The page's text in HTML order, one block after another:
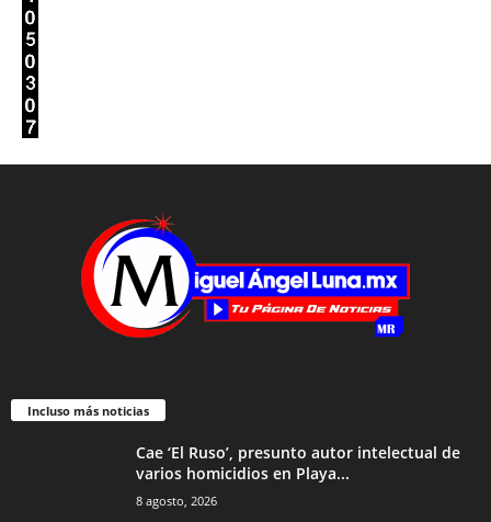
Incluso más noticias
Cae ‘El Ruso’, presunto autor intelectual de
varios homicidios en Playa...
8 agosto, 2026